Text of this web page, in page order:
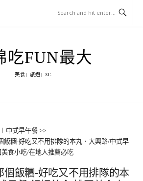
吃FUN最大
美食| 旅遊| 3C
中式早午餐 >>
飯糰-好吃又不用排隊的本丸．大興路/中式早
食小吃/在地人推薦必吃
個飯糰-好吃又不用排隊的本